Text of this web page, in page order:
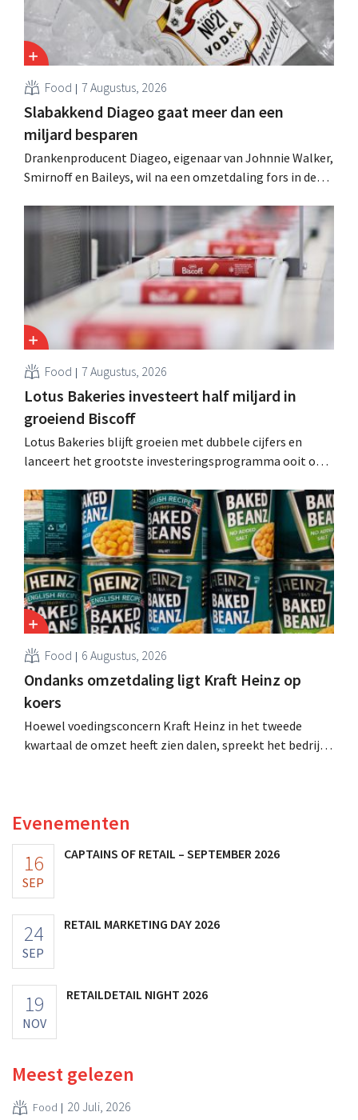
Food 7 Augustus, 2026
Slabakkend Diageo gaat meer dan een
miljard besparen
Drankenproducent Diageo, eigenaar van Johnnie Walker,
Smirnoff en Baileys, wil na een omzetdaling fors in de
andere Guiness en voorgemixte cocktails.
Food 7 Augustus, 2026
Lotus Bakeries investeert half miljard in
groeiend Biscoff
Lotus Bakeries blijft groeien met dubbele cijfers en
lanceert het grootste investeringsprogramma ooit om
moeten dit momentum grijpen”.
Food 6 Augustus, 2026
Ondanks omzetdaling ligt Kraft Heinz op
koers
Hoewel voedingsconcern Kraft Heinz in het tweede
kwartaal de omzet heeft zien dalen, spreekt het bedrijf
Evenementen
16
SEP
CAPTAINS OF RETAIL – SEPTEMBER 2026
24
SEP
RETAIL MARKETING DAY 2026
19
NOV
RETAILDETAIL NIGHT 2026
Meest gelezen
Food 20 Juli, 2026